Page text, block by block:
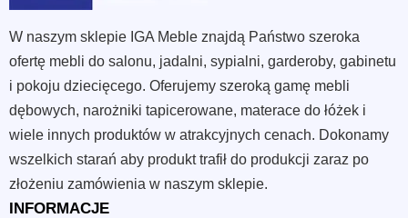
W naszym sklepie IGA Meble znajdą Państwo szeroka
ofertę mebli do salonu, jadalni, sypialni, garderoby, gabinetu
i pokoju dziecięcego. Oferujemy szeroką gamę mebli
dębowych, narożniki tapicerowane, materace do łóżek i
wiele innych produktów w atrakcyjnych cenach. Dokonamy
wszelkich starań aby produkt trafił do produkcji zaraz po
złożeniu zamówienia w naszym sklepie.
INFORMACJE